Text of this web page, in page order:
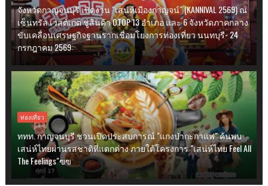
จังหวัดกาญจนบุรี เปิดงาน "เสน่ห์เมืองกาญจน์" (KANNIVAL 2569) ณ
เซ็นทรัล เวสต์เกต ชูสินค้า OTOP 13 อำเภอ และ 6 จังหวัดภาคกลาง
ขับเคลื่อนเศรษฐกิจฐานรากเชื่อมโยงการท่องเที่ยว นนทบุรี- 24
กรกฎาคม 2569:
ท่องเที่ยว
ททท. กาญจนบุรี ชวนเปิดประสบการณ์ "แกงป่ากะกาแฟ" ค้นพบ
เสน่ห์ไทยผ่านรสชาติที่แตกต่าง ภายใต้โครงการ "เสน่ห์ไทย Feel All
The Feelings"ฃฃ